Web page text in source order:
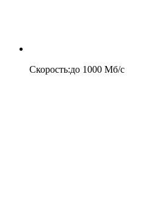
Скорость:до 1000 Мб/c